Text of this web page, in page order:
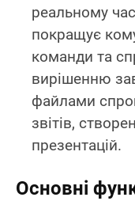
реальному
покращує
команди та
вирішенню
файлами
звітів,
презентацій.
Основні